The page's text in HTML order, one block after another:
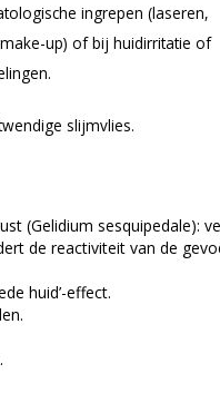
ingrepen (laseren,
up) of bij huidirritatie of
slijmvlies.
(Gelidium sesquipedale):
de reactiviteit van de
huid’-effect.